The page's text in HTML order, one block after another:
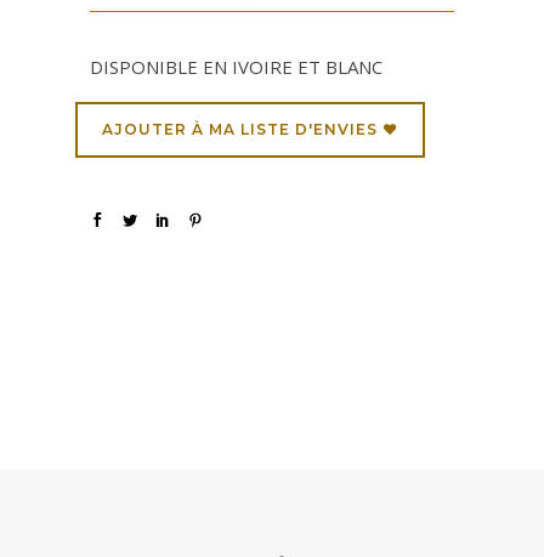
DISPONIBLE EN IVOIRE ET BLANC
AJOUTER À MA LISTE D'ENVIES ♥